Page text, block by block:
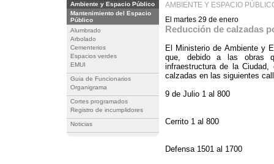
Ambiente y Espacio Público
Mantenimiento del Espacio
Público
Alumbrado
Arbolado
Cementerios
Espacios verdes
EMUI
Guia de Funcionarios
Organigrama
Cortes programados
Registro de incumplidores
Noticias
AMBIENTE Y ESPACIO
El martes 29 de enero
Reducción de calzadas
El Ministerio de Ambiente y
que, debido a las obras
infraestructura de la
calzadas en las siguientes
9 de Julio 1 al 800
Cerrito 1 al 800
Defensa 1501 al 1700